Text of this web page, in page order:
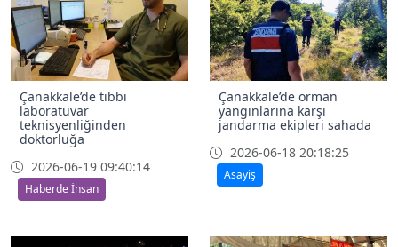
Çanakkale’de tıbbi
laboratuvar
teknisyenliğinden
doktorluğa
2026-06-19 09:40:14
Haberde İnsan
Çanakkale’de orman
yangınlarına karşı
jandarma ekipleri sahada
2026-06-18 20:18:25
Asayiş